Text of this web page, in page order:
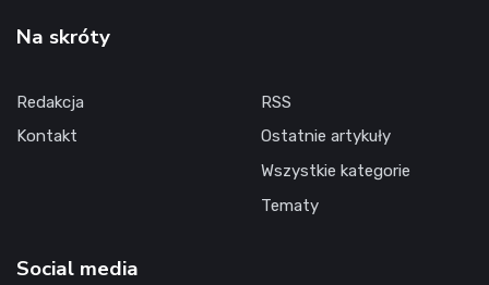
Na skróty
Redakcja
Kontakt
RSS
Ostatnie artykuły
Wszystkie kategorie
Tematy
Social media